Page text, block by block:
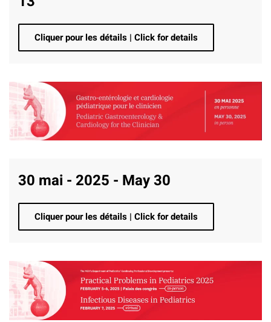
Cliquer pour les détails | Click for details
30 mai - 2025 - May 30
Cliquer pour les détails | Click for details